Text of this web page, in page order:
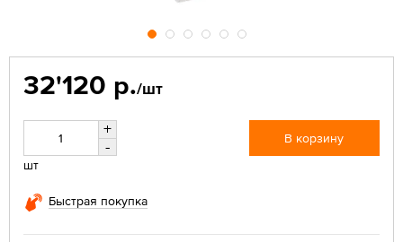
32'120 р./шт
+
-
шт
В корзину
Быстрая покупка